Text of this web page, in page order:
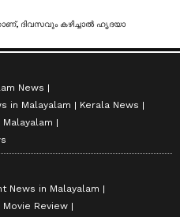
News
in Malayalam
Kerala News
News in Malayalam
Movie Review